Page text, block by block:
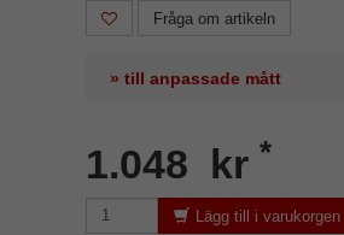
Fråga om artikeln
» till anpassade mått
1.048 kr *
Lägg till i varukorgen